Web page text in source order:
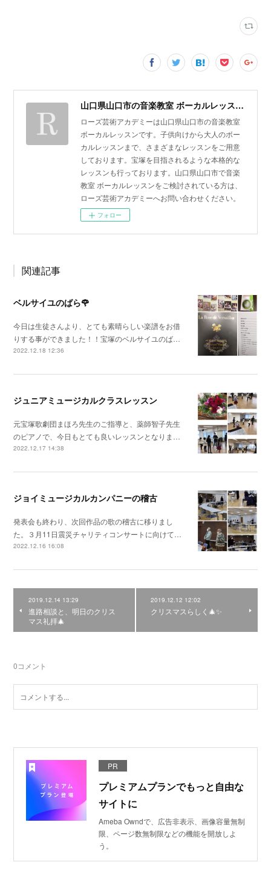
山口県山口市の音楽教室 ボーカルレッスン | ローズ芸術アカデミー
ローズ芸術アカデミーは山口県山口市の音楽教室
ボーカルレッスンです。子供向けから大人のボー
カルレッスンまで、さまざまなレッスンをご用意
しております。宝塚を目指されるような本格的な
レッスンも行っております。山口県山口市で音楽
教室 ボーカルレッスンをご検討されている方は、
ローズ芸術アカデミーへお問い合わせください。
フォロー
関連記事
ベルサイユのばら🌹
今日は生徒さんより、とても素晴らしい楽譜をお借
りする事ができました！！宝塚のベルサイユのば…
2022.12.18 12:36
ジュニアミュージカルクラスレッスン
元宝塚歌劇団まほろ先生のご指導と、薬師智子先生
のピアノで、今日もとても良いレッスンとなりま…
2022.12.17 14:38
ジョイミュージカルカンパニーの稽古
発表会も終わり、次回作品の歌の稽古に移りまし
た。３月11日震災チャリティコンサートに向けて…
2022.12.16 16:08
2019.12.14 13:29
進路相談と、明日のクリス
マス礼拝🎄
2019.12.12 12:02
クリスマスらしく🎄✨
0コメント
PR
プレミアムプランでもっと自由な
サイトに
Ameba Owndで、広告非表示、画像容量無制
限、ページ数無制限などの機能を開放しよ
う。